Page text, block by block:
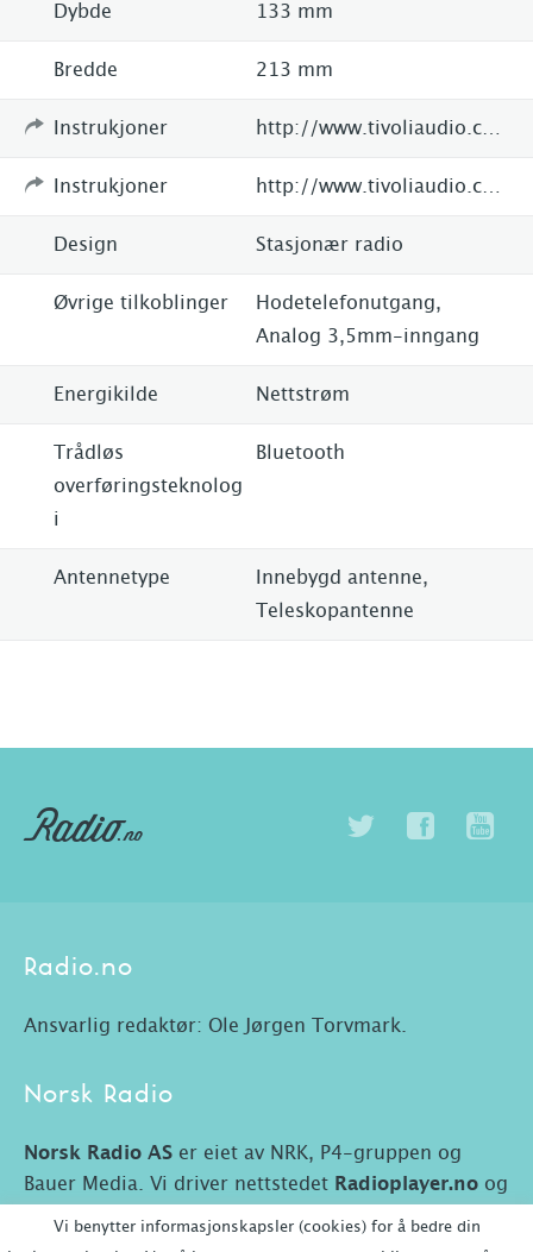
Dybde 133 mm
Bredde 213 mm
Instrukjoner
Instrukjoner
Design Stasjonær radio
Øvrige tilkoblinger
Hodetelefonutgang,
Analog 3,5mm-inngang
Energikilde Nettstrøm
Trådløs
overføringsteknolog
i
Bluetooth
Antennetype
Innebygd antenne,
Teleskopantenne
Radio.no
Ansvarlig redaktør: Ole Jørgen Torvmark.
Norsk Radio
Norsk Radio AS er eiet av NRK, P4-gruppen og
Bauer Media. Vi driver nettstedet Radioplayer.no og
Vi benytter informasjonskapsler (cookies) for å bedre din